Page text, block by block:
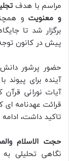
مراسم با هدف
و معنویتو
برگزار شد تا
پیش در کانون توجه
حضور پرشور
آینده برای پیوند
آیات نورانی قرآن
قرائت عهدنامه
تاکید داشت،
حجت الاسلام
نگاهی تحلیلی